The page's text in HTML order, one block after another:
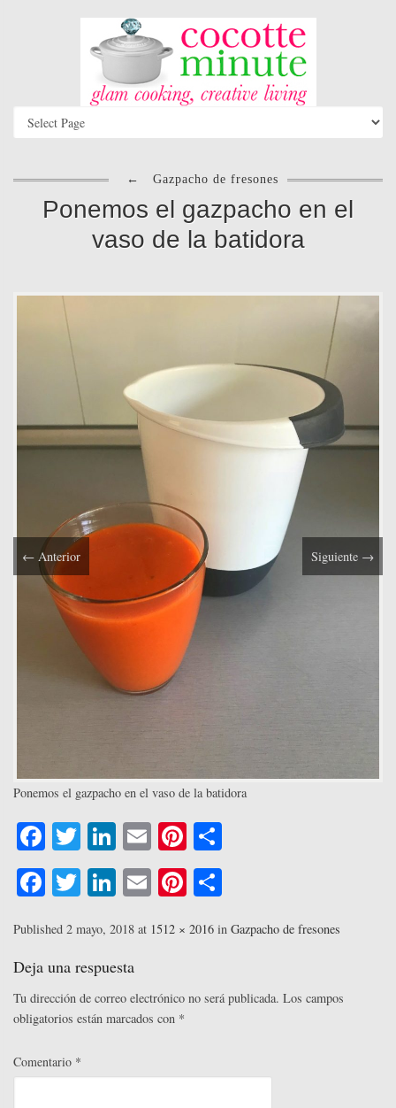
← Gazpacho de fresones
Ponemos el gazpacho en el
vaso de la batidora
← Anterior Siguiente →
Ponemos el gazpacho en el vaso de la batidora
Fa
ce
bo
ok
T
wi
tte
r
Li
nk
ed
In
E
m
ail
Pi
nt
er
es pa
Fa
bo
ok
T
tte
r
Li
ed
In
E
ail
Pi
er
t
m
rti
Published 2 mayo, 2018 at 1512 × 2016 in Gazpacho de fresones
Deja una respuesta
Tu dirección de correo electrónico no será publicada. Los campos
obligatorios están marcados con *
Comentario *